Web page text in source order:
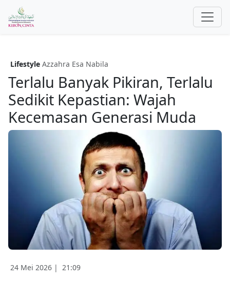
Lifestyle Azzahra Esa Nabila
Terlalu Banyak Pikiran, Terlalu
Sedikit Kepastian: Wajah
Kecemasan Generasi Muda
24 Mei 2026 | 21:09